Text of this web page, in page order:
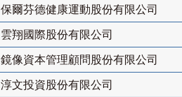
保爾芬德健康運動股份有限公司
雲翔國際股份有限公司
鏡像資本管理顧問股份有限公司
淳文投資股份有限公司